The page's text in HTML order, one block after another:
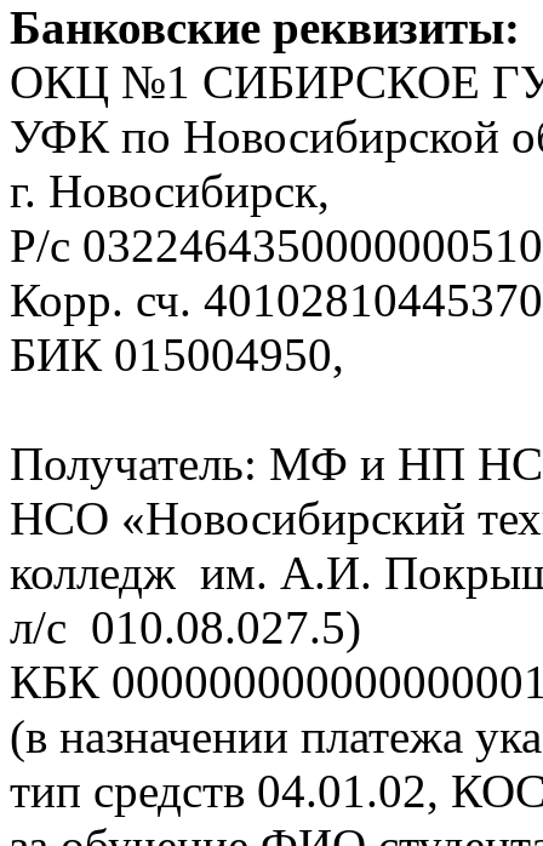
Банковские реквизиты:
ОКЦ №1 СИБИРСКОЕ
УФК по Новосибирской
г. Новосибирск,
Р/с
Корр. сч.
БИК 015004950,
Получатель: МФ и НП
НСО «Новосибирский
колледж им. А.И.
л/с 010.08.027.5)
КБК
(в назначении платежа
тип средств 04.01.02,